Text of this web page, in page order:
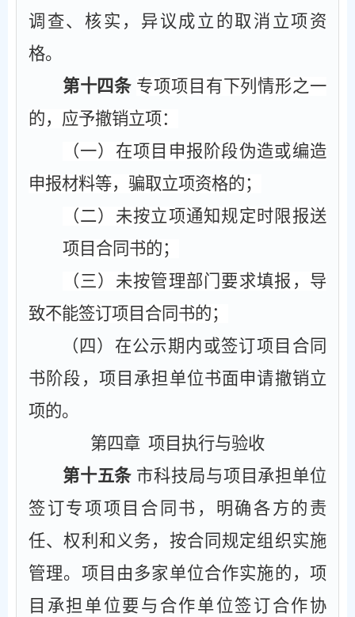
调查、核实，异议成立的取消立项资
格。
第十四条 专项项目有下列情形之一
的，应予撤销立项：
（一）在项目申报阶段伪造或编造
申报材料等，骗取立项资格的；
（二）未按立项通知规定时限报送
项目合同书的；
（三）未按管理部门要求填报，导
致不能签订项目合同书的；
（四）在公示期内或签订项目合同
书阶段，项目承担单位书面申请撤销立
项的。
第四章 项目执行与验收
第十五条 市科技局与项目承担单位
签订专项项目合同书，明确各方的责
任、权利和义务，按合同规定组织实施
管理。项目由多家单位合作实施的，项
目承担单位要与合作单位签订合作协